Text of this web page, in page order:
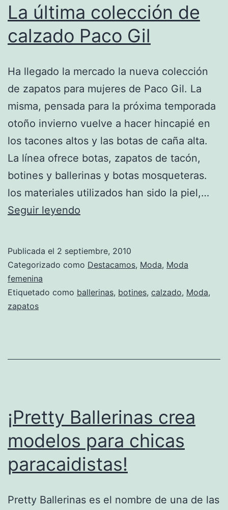
La última colección de
calzado Paco Gil
Ha llegado la mercado la nueva colección
de zapatos para mujeres de Paco Gil. La
misma, pensada para la próxima temporada
otoño invierno vuelve a hacer hincapié en
los tacones altos y las botas de caña alta.
La línea ofrece botas, zapatos de tacón,
botines y ballerinas y botas mosqueteras.
los materiales utilizados han sido la piel,…
Seguir leyendo
de
Paco
Publicada el 2 septiembre, 2010
Categorizado como Destacamos, Moda, Moda
femenina
Etiquetado como ballerinas, botines, calzado, Moda,
zapatos
¡Pretty Ballerinas crea
modelos para chicas
paracaidistas!
Pretty Ballerinas es el nombre de una de las